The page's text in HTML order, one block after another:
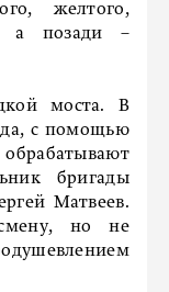
желтого,
а позади –
моста. В
с помощью
бригады
Матвеев.
но не